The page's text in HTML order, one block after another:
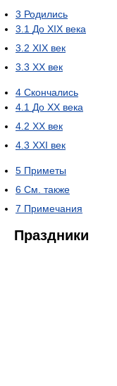
3 Родились
3.1 До XIX века
3.2 XIX век
3.3 XX век
4 Скончались
4.1 До XX века
4.2 XX век
4.3 XXI век
5 Приметы
6 См. также
7 Примечания
Праздники